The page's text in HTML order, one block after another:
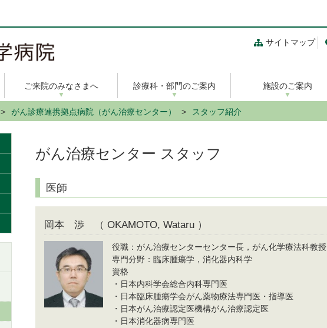
サイトマップ
ご来院のみなさまへ 診療科・部門のご案内 施設のご案内
がん診療連携拠点病院（がん治療センター） スタッフ紹介
がん治療センター スタッフ
医師
岡本 渉 （ OKAMOTO, Wataru ）
役職：がん治療センターセンター長，がん化学療法科教授
専門分野：臨床腫瘍学，消化器内科学
資格
・日本内科学会総合内科専門医
・日本臨床腫瘍学会がん薬物療法専門医・指導医
・日本がん治療認定医機構がん治療認定医
・日本消化器病専門医